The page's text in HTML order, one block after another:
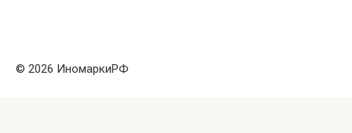
© 2026 ИномаркиРФ